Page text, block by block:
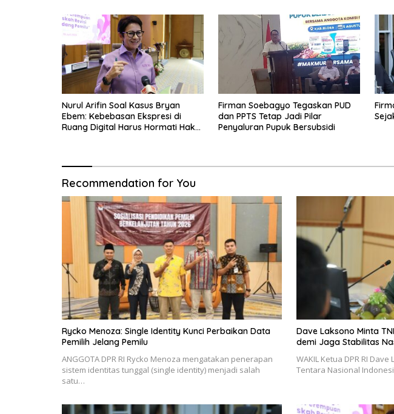
Nurul Arifin Soal Kasus Bryan
Ebem: Kebebasan Ekspresi di
Ruang Digital Harus Hormati Hak
Firman Soebagyo Tegaskan PUD
dan PPTS Tetap Jadi Pilar
Penyaluran Pupuk Bersubsidi
Recommendation for You
Rycko Menoza: Single Identity Kunci Perbaikan Data
Pemilih Jelang Pemilu
ANGGOTA DPR RI Rycko Menoza mengatakan penerapan
sistem identitas tunggal (single identity) menjadi salah
satu…
Dave Laksono Minta
demi Jaga Stabilitas
WAKIL Ketua DPR RI
Tentara Nasional